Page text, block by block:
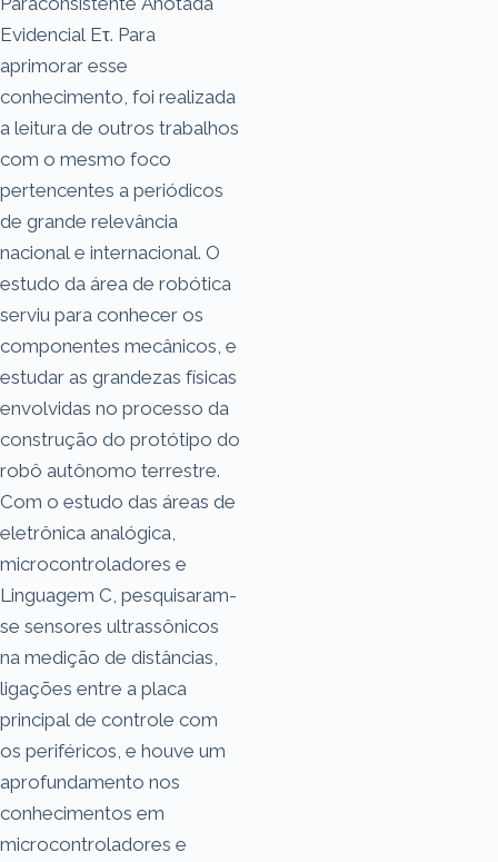
Evidencial Eτ. Para
aprimorar esse
conhecimento, foi realizada
a leitura de outros trabalhos
com o mesmo foco
pertencentes a periódicos
de grande relevância
nacional e internacional. O
estudo da área de robótica
serviu para conhecer os
componentes mecânicos, e
estudar as grandezas físicas
envolvidas no processo da
construção do protótipo do
robô autônomo terrestre.
Com o estudo das áreas de
eletrônica analógica,
microcontroladores e
Linguagem C, pesquisaram-
se sensores ultrassônicos
na medição de distâncias,
ligações entre a placa
principal de controle com
os periféricos, e houve um
aprofundamento nos
conhecimentos em
microcontroladores e